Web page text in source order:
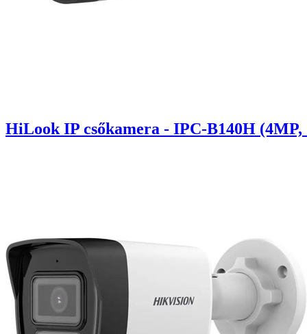
HiLook IP csőkamera - IPC-B140H